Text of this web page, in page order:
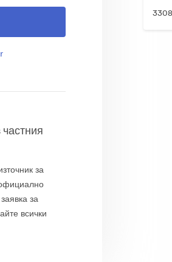
за
за
всички